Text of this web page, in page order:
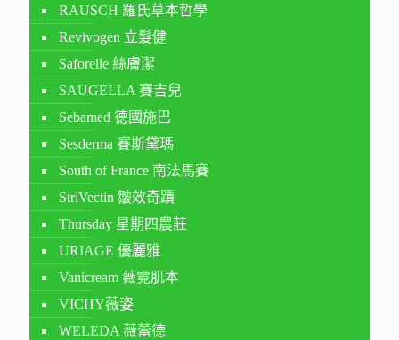
RAUSCH 羅氏草本哲學
Revivogen 立髮健
Saforelle 絲膚潔
SAUGELLA 賽吉兒
Sebamed 德國施巴
Sesderma 賽斯黛瑪
South of France 南法馬賽
StriVectin 皺效奇蹟
Thursday 星期四農莊
URIAGE 優麗雅
Vanicream 薇霓肌本
VICHY薇姿
WELEDA 薇蕾德